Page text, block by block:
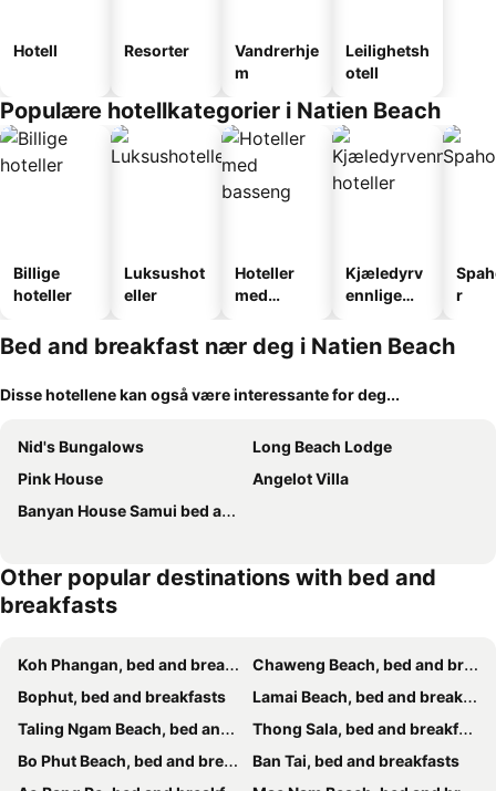
Hotell Resorter
Vandrerhje
m
Leilighetsh
otell
Populære hotellkategorier i Natien Beach
Billige
hoteller
Luksushot
eller
Hoteller
med
Kjæledyrv
ennlige
r
Bed and breakfast nær deg i Natien Beach
Disse hotellene kan også være interessante for deg...
Nid's Bungalows
Long Beach Lodge
Pink House
Angelot Villa
Banyan House Samui bed and breakfast
Other popular destinations with bed and
breakfasts
Koh Phangan, bed and breakfasts
Chaweng Beach, bed and breakfasts
Bophut, bed and breakfasts
Lamai Beach, bed and breakfasts
Taling Ngam Beach, bed and breakfasts
Thong Sala, bed and breakfasts
Bo Phut Beach, bed and breakfasts
Ban Tai, bed and breakfasts